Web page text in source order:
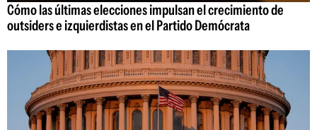
Cómo las últimas elecciones impulsan el crecimiento de
outsiders e izquierdistas en el Partido Demócrata